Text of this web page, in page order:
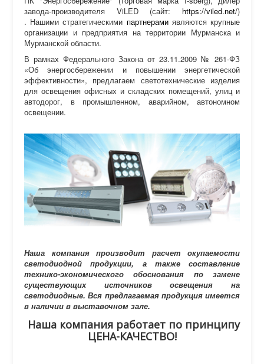
завода-производителя ViLED (сайт: https://viled.net/)
. Нашими стратегическими партнерамиявляются крупные
организации и предприятия на территории Мурманска и
Мурманской области.
В рамках Федерального Закона от 23.11.2009 № 261-ФЗ
«Об энергосбережении и повышении энергетической
эффективности», предлагаем светотехнические изделия
для освещения офисных и складских помещений, улиц и
автодорог, в промышленном, аварийном, автономном
освещении.
Наша компания производит расчет окупаемости
светодиодной продукции, а также составление
технико-экономического обоснования по замене
существующих источников освещения на
светодиодные.Вся предлагаемая продукция имеется
в наличии в выставочном зале.
Наша компания работает по принципу
ЦЕНА-КАЧЕСТВО!